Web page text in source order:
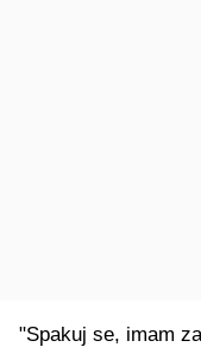
"Spakuj se, imam